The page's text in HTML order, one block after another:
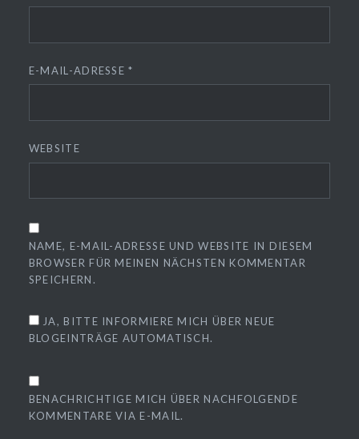
E-MAIL-ADRESSE*
WEBSITE
NAME, E-MAIL-ADRESSE UND WEBSITE IN DIESEM
BROWSER FÜR MEINEN NÄCHSTEN KOMMENTAR
SPEICHERN.
JA, BITTE INFORMIERE MICH ÜBER NEUE
BLOGEINTRÄGE AUTOMATISCH.
BENACHRICHTIGE MICH ÜBER NACHFOLGENDE
KOMMENTARE VIA E-MAIL.